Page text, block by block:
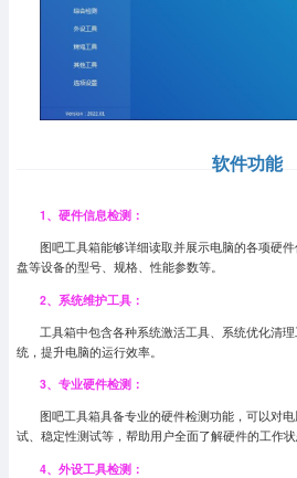
软件功能
1、硬件信息检测：
图吧工具箱能够详细读取并展示电脑的各项硬
盘等设备的型号、规格、性能参数等。
2、系统维护工具：
工具箱中包含各种系统激活工具、系统优化清
统，提升电脑的运行效率。
3、专业硬件检测：
图吧工具箱具备专业的硬件检测功能，可以对
试、稳定性测试等，帮助用户全面了解硬件的工作状
4、外设工具检测：